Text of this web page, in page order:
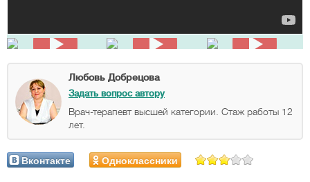
Любовь Добрецова
Задать вопрос автору
Врач-терапевт высшей категории. Стаж работы 12
лет.
Вконтакте Одноклассники